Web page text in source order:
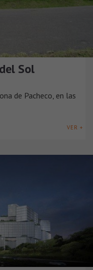
Sol
de Pacheco, en las
VER +